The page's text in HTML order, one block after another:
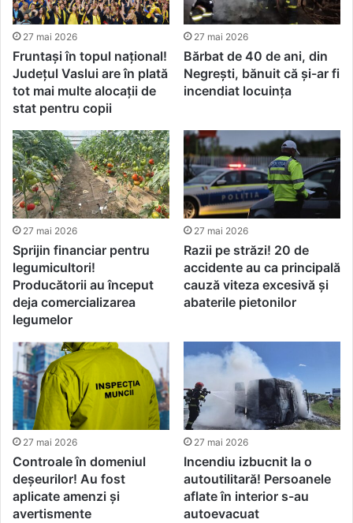
27 mai 2026
Fruntași în topul național!
Județul Vaslui are în plată
tot mai multe alocații de
stat pentru copii
27 mai 2026
Bărbat de 40 de ani, din
Negrești, bănuit că și-ar fi
incendiat locuința
27 mai 2026
Sprijin financiar pentru
legumicultori!
Producătorii au început
deja comercializarea
legumelor
27 mai 2026
Razii pe străzi! 20 de
accidente au ca principală
cauză viteza excesivă și
abaterile pietonilor
27 mai 2026
Controale în domeniul
deșeurilor! Au fost
aplicate amenzi și
avertismente
27 mai 2026
Incendiu izbucnit la o
autoutilitară! Persoanele
aflate în interior s-au
autoevacuat